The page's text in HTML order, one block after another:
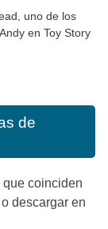
uno de los
en Toy Story
de
coinciden
descargar en